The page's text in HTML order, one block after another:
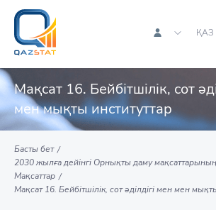
ҚАЗ
Мақсат 16. Бейбітшілік, сот
мен мықты институттар
Басты бет
2030 жылға дейінгі Орнықты даму
Мақсаттар
Мақсат 16. Бейбітшілік, сот әділдігі мен мен